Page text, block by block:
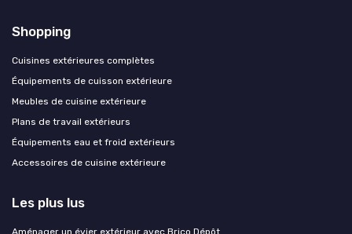
Shopping
Cuisines extérieures complètes
Équipements de cuisson extérieure
Meubles de cuisine extérieure
Plans de travail extérieurs
Équipements eau et froid extérieurs
Accessoires de cuisine extérieure
Les plus lus
Aménager un évier extérieur avec Brico Dépôt